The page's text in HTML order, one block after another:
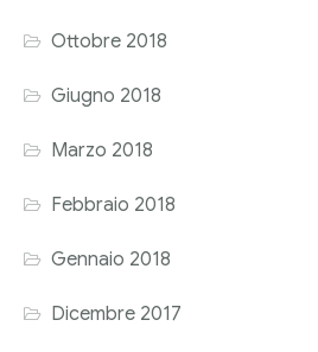
Ottobre 2018
Giugno 2018
Marzo 2018
Febbraio 2018
Gennaio 2018
Dicembre 2017